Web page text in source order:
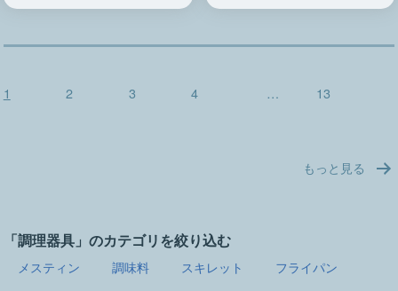
投
り
1 2 3 4 … 13
もっと見る
「調理器具」のカテゴリを絞り込む
メスティン 調味料 スキレット
フライパン